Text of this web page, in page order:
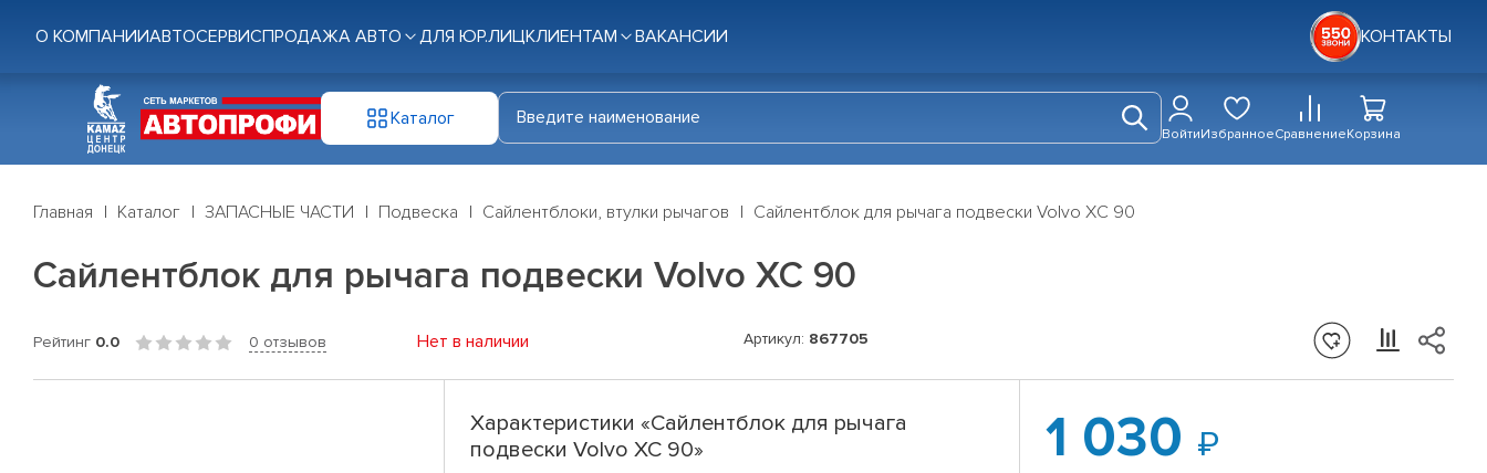
О КОМПАНИИАВТОСЕРВИСПРОДАЖА АВТО ДЛЯ ЮР.ЛИЦКЛИЕНТАМ ВАКАНСИИ КОНТАКТЫ
Каталог
ВойтиИзбранноеСравнениеКорзина
Главная Каталог ЗАПАСНЫЕ ЧАСТИ Подвеска Сайлентблоки, втулки рычагов Сайлентблок для рычага подвески Volvo XC 90
Сайлентблок для рычага подвески Volvo XC 90
Рейтинг 0.0 0 отзывов Нет в наличии Артикул: 867705
Характеристики «Сайлентблок для рычага
подвески Volvo XC 90»
1 030